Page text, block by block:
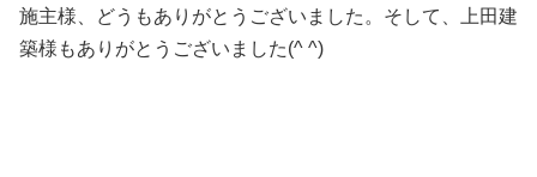
施主様、どうもありがとうございました。そして、上田建
築様もありがとうございました(^ ^)